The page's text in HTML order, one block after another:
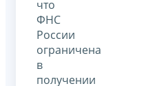
что
ФНС
России
ограничена
в
получении